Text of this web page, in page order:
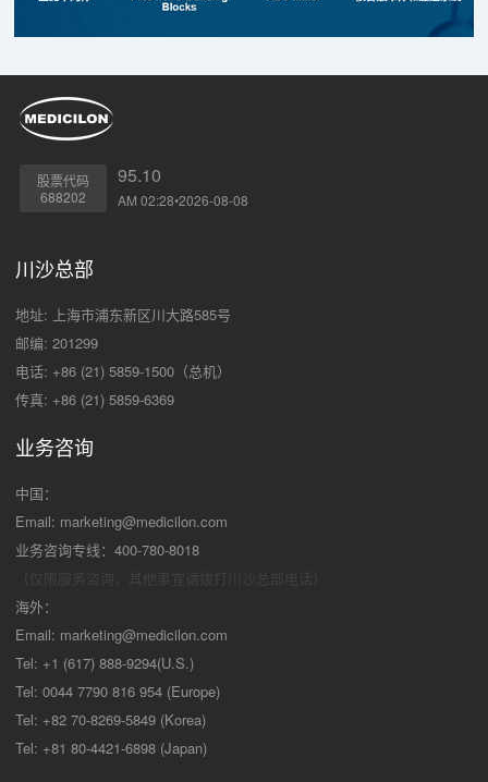
股票代码
688202
95.10
AM 02:28•2026-08-08
川沙总部
地址: 上海市浦东新区川大路585号
邮编: 201299
电话: +86 (21) 5859-1500（总机）
传真: +86 (21) 5859-6369
业务咨询
中国：
Email: marketing@medicilon.com
业务咨询专线：400-780-8018
海外：
Email: marketing@medicilon.com
Tel: +1 (617) 888-9294(U.S.)
Tel: 0044 7790 816 954 (Europe)
Tel: +82 70-8269-5849 (Korea)
Tel: +81 80-4421-6898 (Japan)